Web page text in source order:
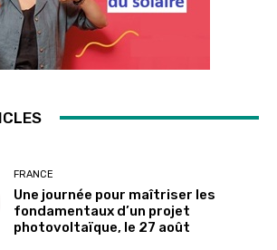
FRANCE
Une journée pour maîtriser les
fondamentaux d’un projet
photovoltaïque, le 27 août